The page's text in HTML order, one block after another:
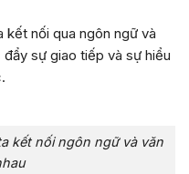
kết nối qua ngôn ngữ và
sự giao tiếp và sự hiểu
kết nối ngôn ngữ và văn